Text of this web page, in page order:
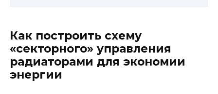
Как построить схему
«секторного» управления
радиаторами для экономии
энергии